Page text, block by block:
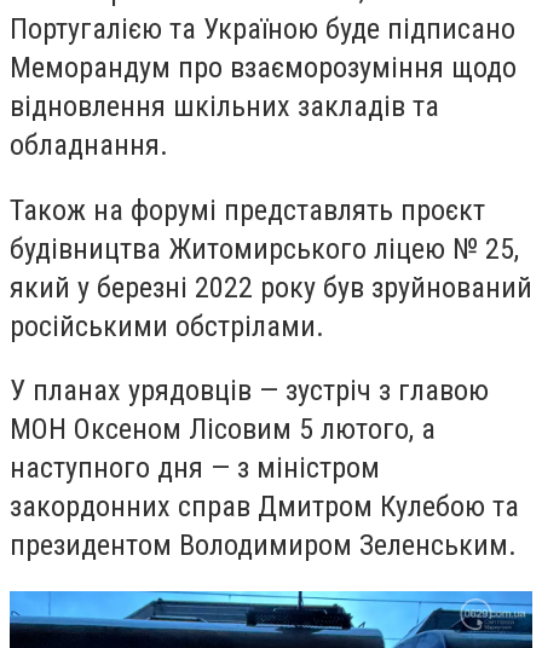
Португалією та Україною буде підписано
Меморандум про взаєморозуміння щодо
відновлення шкільних закладів та
обладнання.
Також на форумі представлять проєкт
будівництва Житомирського ліцею № 25,
який у березні 2022 року був зруйнований
російськими обстрілами.
У планах урядовців — зустріч з главою
МОН Оксеном Лісовим 5 лютого, а
наступного дня — з міністром
закордонних справ Дмитром Кулебою та
президентом Володимиром Зеленським.